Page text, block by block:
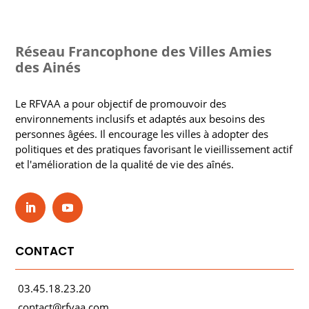
Réseau Francophone des Villes Amies
des Ainés
Le RFVAA a pour objectif de promouvoir des
environnements inclusifs et adaptés aux besoins des
personnes âgées. Il encourage les villes à adopter des
politiques et des pratiques favorisant le vieillissement actif
et l'amélioration de la qualité de vie des aînés.
CONTACT
03.45.18.23.20